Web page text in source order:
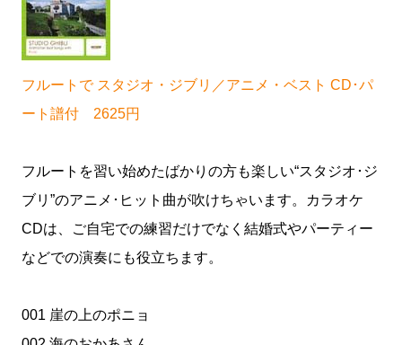
フルートで スタジオ・ジブリ／アニメ・ベスト CD･パ
ート譜付 2625円
フルートを習い始めたばかりの方も楽しい“スタジオ･ジ
ブリ”のアニメ･ヒット曲が吹けちゃいます。カラオケ
CDは、ご自宅での練習だけでなく結婚式やパーティー
などでの演奏にも役立ちます。
001 崖の上のポニョ